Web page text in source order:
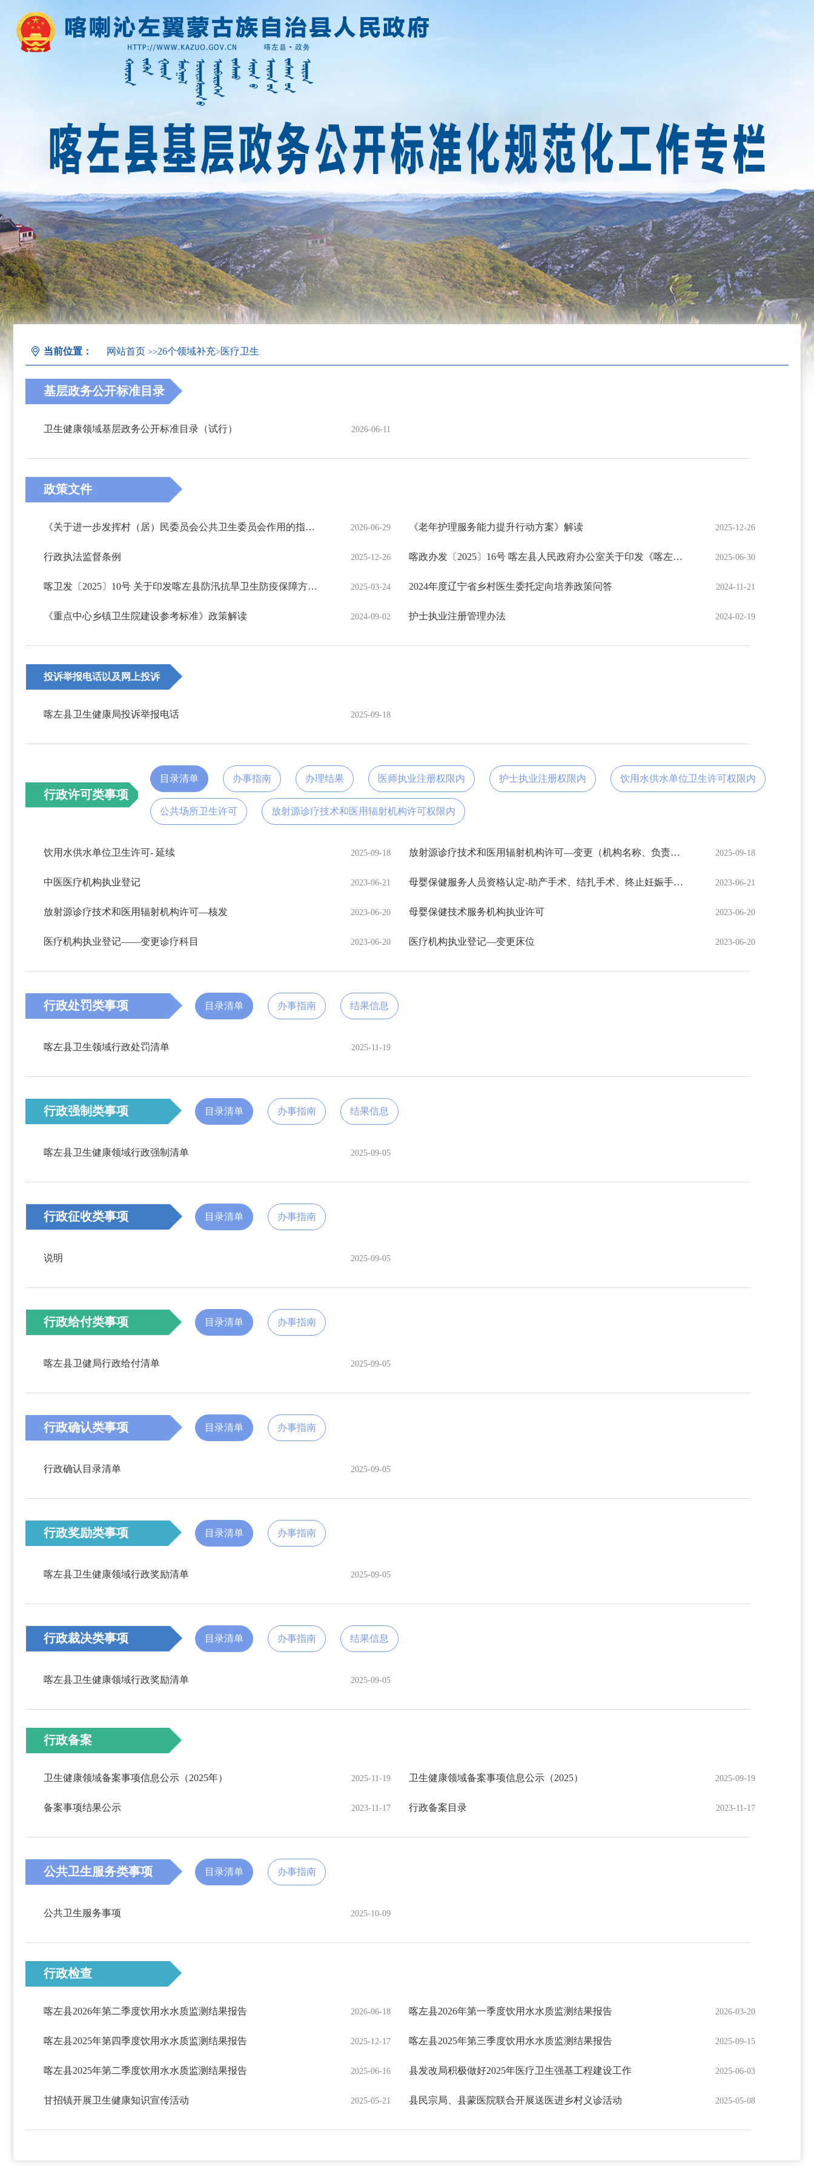
当前位置： 网站首页 >>26个领域补充> 医疗卫生
基层政务公开标准目录
卫生健康领域基层政务公开标准目录（试行） 2026-06-11
政策文件
《关于进一步发挥村（居）民委员会公共卫生委员会作用的指导意见》解读 2026-06-29 《老年护理服务能力提升行动方案》解读 2025-12-26
行政执法监督条例 2025-12-26 喀政办发〔2025〕16号 喀左县人民政府办公室关于印发《喀左县农村生活污水处理设施运维（停运）管理办法》的通知 2025-06-30
喀卫发〔2025〕10号 关于印发喀左县防汛抗旱卫生防疫保障方案(修订版) 2025-03-24 2024年度辽宁省乡村医生委托定向培养政策问答 2024-11-21
《重点中心乡镇卫生院建设参考标准》政策解读 2024-09-02 护士执业注册管理办法 2024-02-19
投诉举报电话以及网上投诉
喀左县卫生健康局投诉举报电话
2025-09-18
行政许可类事项
目录清单 办事指南 办理结果 医师执业注册权限内 护士执业注册权限内 饮用水供水单位卫生许可权限内
公共场所卫生许可 放射源诊疗技术和医用辐射机构许可权限内
饮用水供水单位卫生许可- 延续 2025-09-18 放射源诊疗技术和医用辐射机构许可—变更（机构名称、负责人、单位地址名称） 2025-09-18
中医医疗机构执业登记 2023-06-21 母婴保健服务人员资格认定-助产手术、结扎手术、终止妊娠手术人员申请 2023-06-21
放射源诊疗技术和医用辐射机构许可—核发 2023-06-20 母婴保健技术服务机构执业许可 2023-06-20
医疗机构执业登记——变更诊疗科目 2023-06-20 医疗机构执业登记—变更床位 2023-06-20
行政处罚类事项 目录清单 办事指南 结果信息
喀左县卫生领域行政处罚清单 2025-11-19
行政强制类事项 目录清单 办事指南 结果信息
喀左县卫生健康领域行政强制清单 2025-09-05
行政征收类事项 目录清单 办事指南
说明 2025-09-05
行政给付类事项 目录清单 办事指南
喀左县卫健局行政给付清单 2025-09-05
行政确认类事项 目录清单 办事指南
行政确认目录清单 2025-09-05
行政奖励类事项 目录清单 办事指南
喀左县卫生健康领域行政奖励清单 2025-09-05
行政裁决类事项 目录清单 办事指南 结果信息
喀左县卫生健康领域行政奖励清单 2025-09-05
行政备案
卫生健康领域备案事项信息公示（2025年） 2025-11-19 卫生健康领域备案事项信息公示（2025） 2025-09-19
备案事项结果公示 2023-11-17 行政备案目录 2023-11-17
公共卫生服务类事项 目录清单 办事指南
公共卫生服务事项 2025-10-09
行政检查
喀左县2026年第二季度饮用水水质监测结果报告 2026-06-18 喀左县2026年第一季度饮用水水质监测结果报告 2026-03-20
喀左县2025年第四季度饮用水水质监测结果报告 2025-12-17 喀左县2025年第三季度饮用水水质监测结果报告 2025-09-15
喀左县2025年第二季度饮用水水质监测结果报告 2025-06-16 县发改局积极做好2025年医疗卫生强基工程建设工作 2025-06-03
甘招镇开展卫生健康知识宣传活动 2025-05-21 县民宗局、县蒙医院联合开展送医进乡村义诊活动 2025-05-08